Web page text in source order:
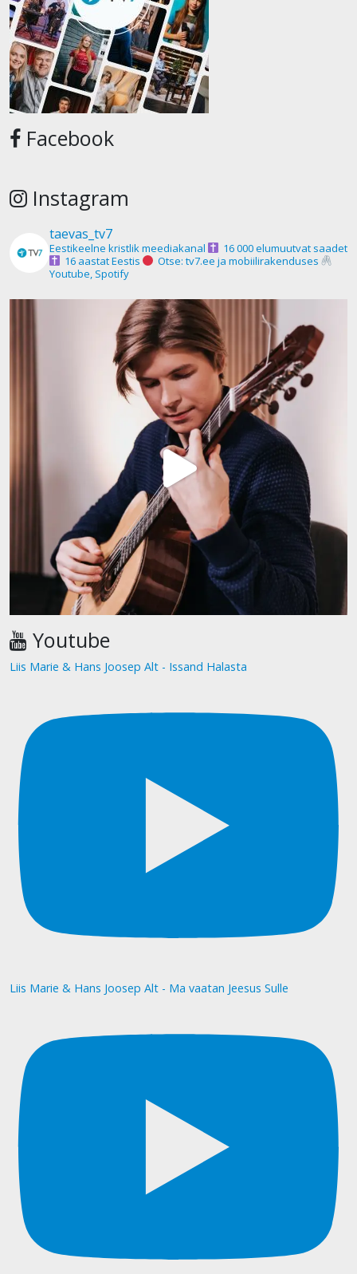
Facebook
Instagram
taevas_tv7
Eestikeelne kristlik meediakanal
16 000 elumuutvat saadet
16 aastat Eestis
Otse: tv7.ee ja mobiilirakenduses
Youtube, Spotify
Youtube
Liis Marie & Hans Joosep Alt - Issand Halasta
Liis Marie & Hans Joosep Alt - Ma vaatan Jeesus Sulle